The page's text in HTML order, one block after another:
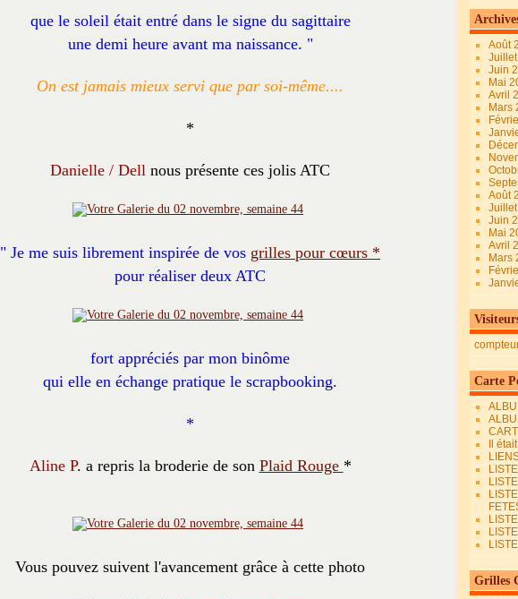
que le soleil était entré dans le signe du sagittaire
une demi heure avant ma naissance. "
On est jamais mieux servi que par soi-même....
*
Danielle / Dell nous présente ces jolis ATC
" Je me suis librement inspirée de vos grilles pour cœurs *
pour réaliser deux ATC
fort appréciés par mon binôme
qui elle en échange pratique le scrapbooking.
*
Aline P. a repris la broderie de son Plaid Rouge *
Vous pouvez suivent l'avancement grâce à cette photo
Août
Juin
Mai
Avril
Mars
Août
Juin
Mai
Avril
Mars
Carte
Il
Grilles